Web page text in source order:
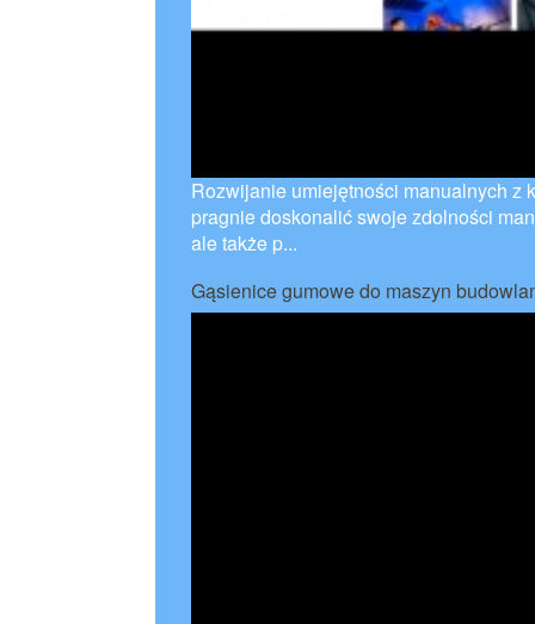
Rozwijanie umiejętności manualnych z
pragnie doskonalić swoje zdolności
ale także p...
Gąsienice gumowe do maszyn